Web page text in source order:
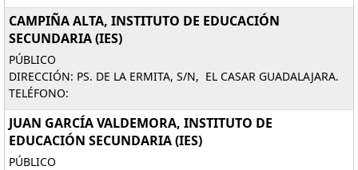
CAMPIÑA ALTA, INSTITUTO DE EDUCACIÓN
SECUNDARIA (IES)
PÚBLICO
DIRECCIÓN: PS. DE LA ERMITA, S/N, EL CASAR GUADALAJARA.
TELÉFONO:
JUAN GARCÍA VALDEMORA, INSTITUTO DE
EDUCACIÓN SECUNDARIA (IES)
PÚBLICO